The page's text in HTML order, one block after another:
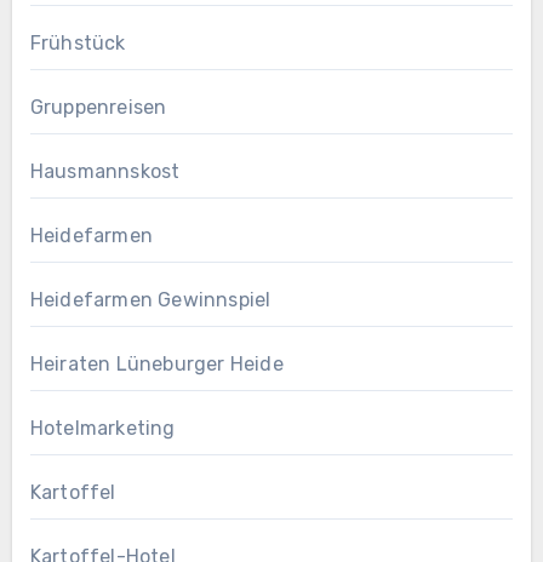
Frühstück
Gruppenreisen
Hausmannskost
Heidefarmen
Heidefarmen Gewinnspiel
Heiraten Lüneburger Heide
Hotelmarketing
Kartoffel
Kartoffel-Hotel